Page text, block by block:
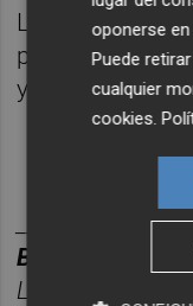
Las entradas
pueden
y a través de la
BOLET
N
Las noticias m
oponerse
Puede
cualquier
cookies.